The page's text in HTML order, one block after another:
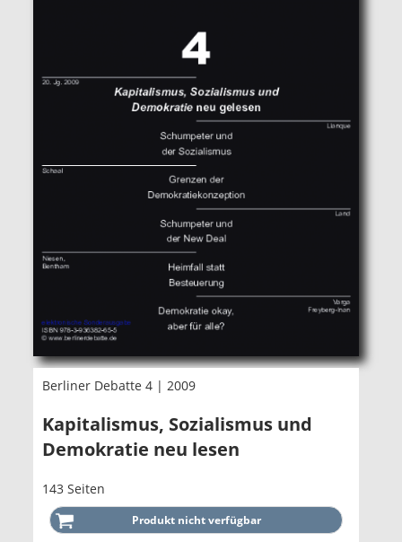
Berliner Debatte 4 | 2009
Kapitalismus, Sozialismus und
Demokratie neu lesen
143 Seiten